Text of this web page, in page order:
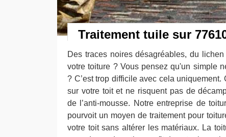
Traitement tuile sur
Des traces noires désagréables, du
votre toiture ? Vous pensez qu'un simple
? C’est trop difficile avec cela
sur votre toit et ne risquent pas de
de l’anti-mousse. Notre entreprise de
pourvoit un moyen de traitement pour
votre toit sans altérer les matériaux. La